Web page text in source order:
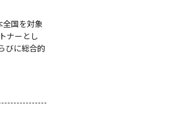
国を対象
ナーとし
びに総合的